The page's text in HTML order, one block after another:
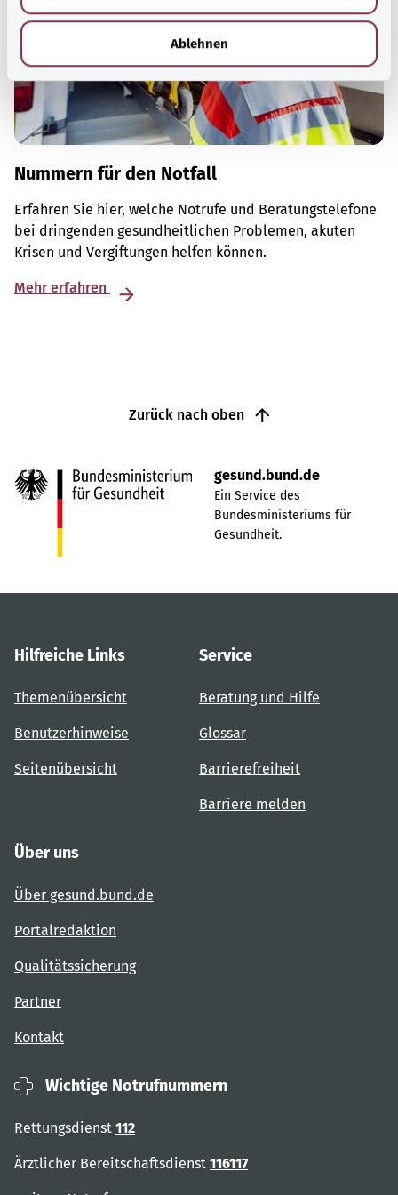
Ablehnen
Nummern für den Notfall
Erfahren Sie hier, welche Notrufe und Beratungstelefone
bei dringenden gesundheitlichen Problemen, akuten
Krisen und Vergiftungen helfen können.
Mehr erfahren
Zurück nach oben
gesund.bund.de
Ein Service des
Bundesministeriums für
Gesundheit.
Hilfreiche Links
Themenübersicht
Benutzerhinweise
Seitenübersicht
Service
Beratung und Hilfe
Glossar
Barrierefreiheit
Barriere melden
Über uns
Über gesund.bund.de
Portalredaktion
Qualitätssicherung
Partner
Kontakt
Wichtige Notrufnummern
Rettungsdienst 112
Ärztlicher Bereitschaftsdienst 116117